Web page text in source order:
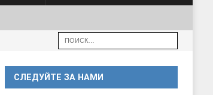
СЛЕДУЙТЕ ЗА НАМИ